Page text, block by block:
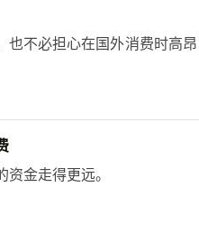
也不必担心在国外消费时高昂
金走得更远。